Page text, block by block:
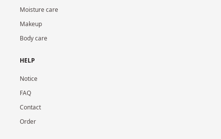
Moisture care
Makeup
Body care
HELP
Notice
FAQ
Contact
Order